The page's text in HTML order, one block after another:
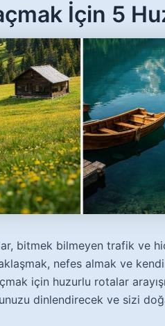
İçin 5
bitmek bilmeyen trafik ve
nefes almak ve
için huzurlu rotalar
dinlendirecek ve sizi